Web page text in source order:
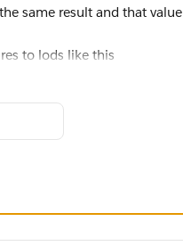
same result and that
to lods like this
profit]))}